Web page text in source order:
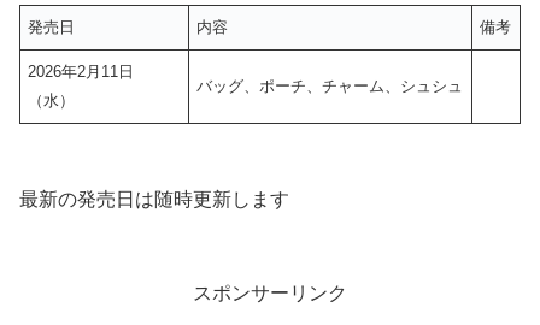
発売日 内容 備考
2026年2月11日
（水）
バッグ、ポーチ、チャーム、シュシュ
最新の発売日は随時更新します
スポンサーリンク